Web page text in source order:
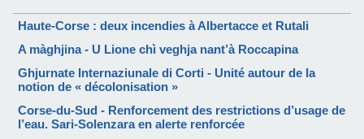
Haute-Corse : deux incendies à Albertacce et Rutali
A màghjina - U Lione chì veghja nant’à Roccapina
Ghjurnate Internaziunale di Corti - Unité autour de la
notion de « décolonisation »
Corse-du-Sud - Renforcement des restrictions d’usage de
l’eau. Sari-Solenzara en alerte renforcée